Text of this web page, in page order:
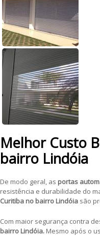
Melhor Custo
bairro Lindóia
De modo geral, as portas
resistência e durabilidade do
Curitiba no bairro Lindóia são
Com maior segurança contra
bairro Lindóia. Mesmo após o